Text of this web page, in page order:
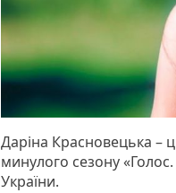
Даріна Красновецька –
минулого сезону
України.